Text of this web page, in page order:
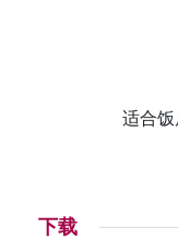
适合饭
下载